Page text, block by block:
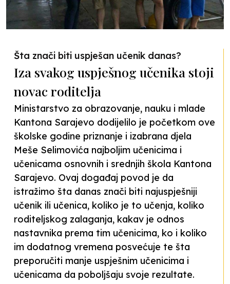
Šta znači biti uspješan učenik danas?
Iza svakog uspješnog učenika stoji
novac roditelja
Ministarstvo za obrazovanje, nauku i mlade
Kantona Sarajevo dodijelilo je početkom ove
školske godine priznanje i izabrana djela
Meše Selimovića najboljim učenicima i
učenicama osnovnih i srednjih škola Kantona
Sarajevo. Ovaj događaj povod je da
istražimo šta danas znači biti najuspješniji
učenik ili učenica, koliko je to učenja, koliko
roditeljskog zalaganja, kakav je odnos
nastavnika prema tim učenicima, ko i koliko
im dodatnog vremena posvećuje te šta
preporučiti manje uspješnim učenicima i
učenicama da poboljšaju svoje rezultate.